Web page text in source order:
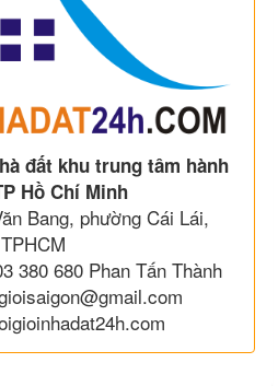
đất khu trung tâm hành
Hồ Chí Minh
Bang, phường Cái Lái,
TPHCM
380 680 Phan Tấn Thành